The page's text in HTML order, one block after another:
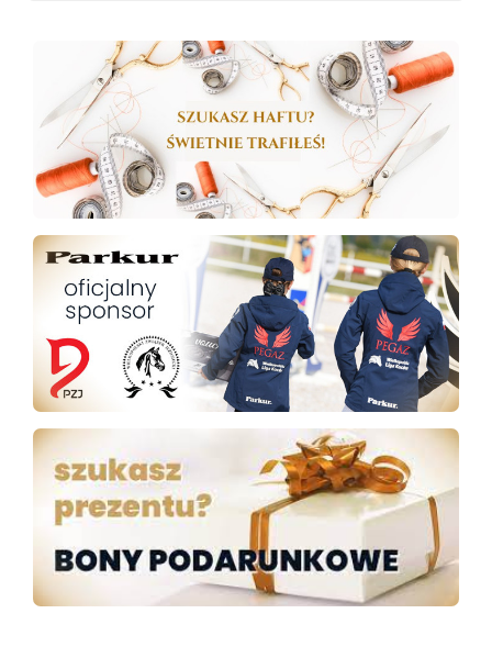
SPRAWDŹ NASZE PROMOCJE!